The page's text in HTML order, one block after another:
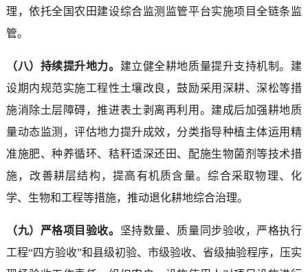
理，依托全国农田建设综合监测监管平台实施项目全链条监
管。
（八）持续提升地力。 建立健全耕地质量提升支持机制。建
设期内规范实施工程性土壤改良，鼓励采用深耕、深松等措
施消除土层障碍，推进表土剥离再利用。建成后加强耕地质
量动态监测，评估地力提升成效，分类指导种植主体运用精
准施肥、种养循环、秸秆适深还田、配施生物菌剂等技术措
施，改善耕层结构，提高有机质含量。综合采取物理、化
学、生物和工程等措施，推动退化耕地综合治理。
（九）严格项目验收。 坚持数量、质量同步验收，严格执行
工程“四方验收”和县级初验、市级验收、省级抽验程序，压实